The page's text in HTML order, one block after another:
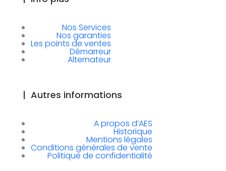
Nos Services
Nos garanties
Les points de ventes
Démarreur
Alternateur
| Autres informations
A propos d’AES
Historique
Mentions légales
Conditions générales de vente
Politique de confidentialité